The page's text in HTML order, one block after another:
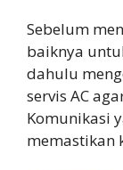
Sebelum
baiknya
dahulu
servis AC
Komunikasi
memastikan